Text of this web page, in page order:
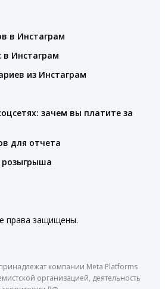
в Инстаграм
в Инстаграм
из Инстаграм
зачем вы платите за
для отчета
розыгрыша
права защищены.
компании Meta Platforms
организацией, деятельность